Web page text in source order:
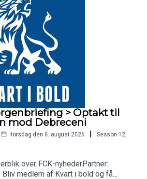
> Optakt til
mod Debreceni
torsdag den 6. august 2026 | Season 12
over FCK-nyhederPartner:
Bliv medlem af Kvart i bold og få